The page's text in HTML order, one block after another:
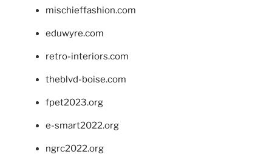
mischieffashion.com
eduwyre.com
retro-interiors.com
theblvd-boise.com
fpet2023.org
e-smart2022.org
ngrc2022.org